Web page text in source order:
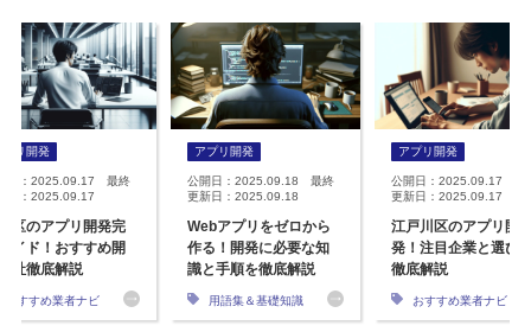
プリ開発
日：2025.09.17 最終
日：2025.09.17
区のアプリ開発完
イド！おすすめ開
社徹底解説
おすすめ業者ナビ
アプリ開発
公開日：2025.09.18 最終
更新日：2025.09.18
Webアプリをゼロから
作る！開発に必要な知
識と手順を徹底解説
用語集＆基礎知識
アプリ開発
公開日：2025.09.17 最
更新日：2025.09.17
江戸川区のアプリ開
発！注目企業と選び
徹底解説
おすすめ業者ナビ